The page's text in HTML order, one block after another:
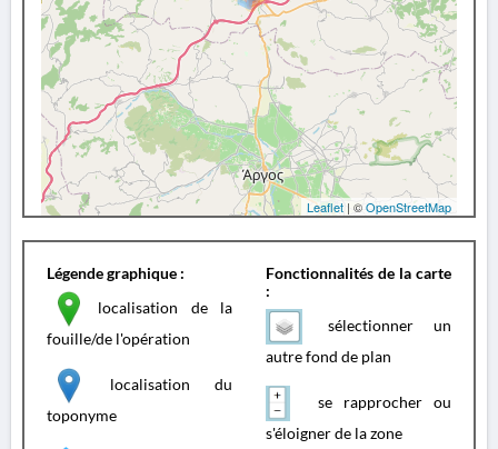
Leaflet | ©OpenStreetMap
Légende graphique :
localisation de la
fouille/de l'opération
localisation du
toponyme
Fonctionnalités de la carte
:
sélectionner un
autre fond de plan
se rapprocher ou
s'éloigner de la zone